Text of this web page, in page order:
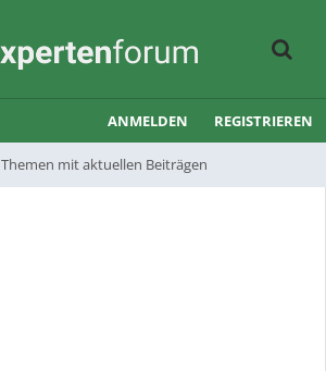
Themen mit aktuellen Beiträgen
ANMELDEN REGISTRIEREN